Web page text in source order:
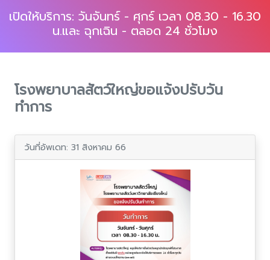
เปิดให้บริการ: วันจันทร์ - ศุกร์ เวลา 08.30 - 16.30
น.และ ฉุกเฉิน - ตลอด 24 ชั่วโมง
โรงพยาบาลสัตว์ใหญ่ขอแจ้งปรับวัน
ทำการ
วันที่อัพเดท: 31 สิงหาคม 66